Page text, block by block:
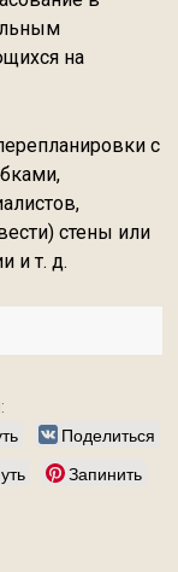
на
с
стены или
и т. д.
Поделиться
Запинить